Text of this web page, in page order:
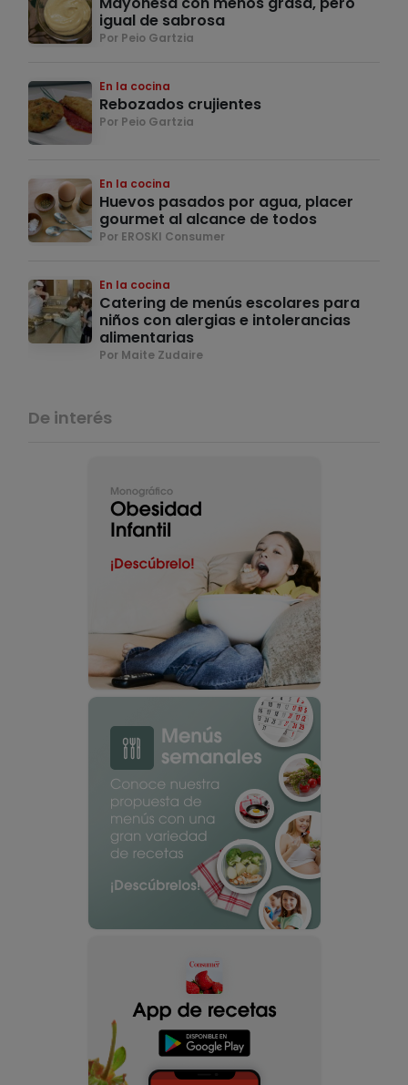
igual de sabrosa
Por Peio Gartzia
En la cocina
Rebozados crujientes
Por Peio Gartzia
En la cocina
Huevos pasados por agua, placer
gourmet al alcance de todos
Por EROSKI Consumer
En la cocina
Catering de menús escolares para
niños con alergias e intolerancias
alimentarias
Por Maite Zudaire
De interés